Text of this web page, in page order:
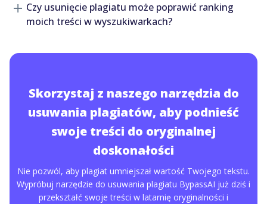
Czy usunięcie plagiatu może poprawić ranking
moich treści w wyszukiwarkach?
Skorzystaj z naszego narzędzia do
usuwania plagiatów, aby podnieść
swoje treści do oryginalnej
doskonałości
Nie pozwól, aby plagiat umniejszał wartość Twojego tekstu.
Wypróbuj narzędzie do usuwania plagiatu BypassAI już dziś i
przekształć swoje treści w latarnię oryginalności i